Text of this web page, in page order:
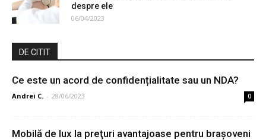
despre ele
06/04/2023
DE CITIT
Ce este un acord de confidențialitate sau un NDA?
Andrei C. - 28/06/2023 0
Mobilă de lux la preţuri avantajoase pentru brașoveni